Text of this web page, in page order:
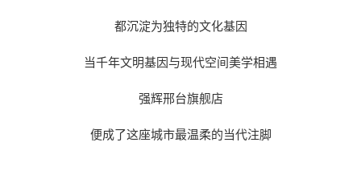
都沉淀为独特的文化基因
当千年文明基因与现代空间美学相遇
强辉邢台旗舰店
便成了这座城市最温柔的当代注脚